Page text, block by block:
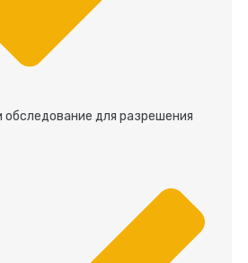
обследование для разрешения